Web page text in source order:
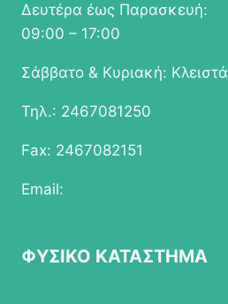
Δευτέρα έως Παρασκευή:
09:00 – 17:00
Σάββατο & Κυριακή: Κλειστά
Τηλ.: 2467081250
Fax: 2467082151
Email:
ΦΥΣΙΚΟ ΚΑΤΑΣΤΗΜΑ